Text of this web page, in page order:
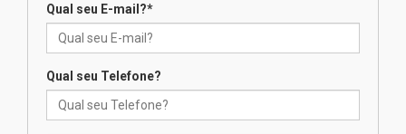
calouros do segundo semestre
Qual seu E-mail?*
Qual seu Telefone?